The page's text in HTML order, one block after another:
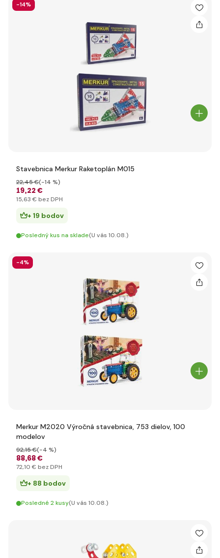
-14%
Stavebnica Merkur Raketoplán M015
19,22 €
22,45 €(-14 %)
15,63 € bez DPH
+ 19 bodov
Posledný kus na sklade(U vás 10.08.)
-4%
Merkur M2020 Výročná stavebnica, 753 dielov, 100
modelov
88,68 €
92,15 €(-4 %)
72,10 € bez DPH
+ 88 bodov
Posledné 2 kusy(U vás 10.08.)